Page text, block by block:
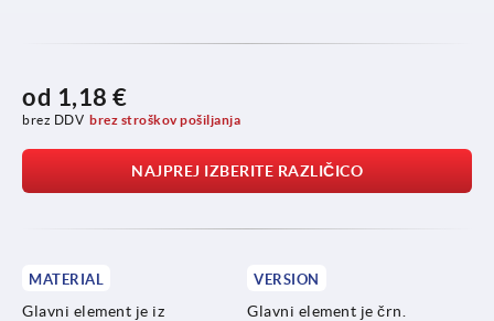
od 1,18 €
brez DDV brez stroškov pošiljanja
NAJPREJ IZBERITE RAZLIČICO
MATERIAL
Glavni element je iz
VERSION
Glavni element je črn.